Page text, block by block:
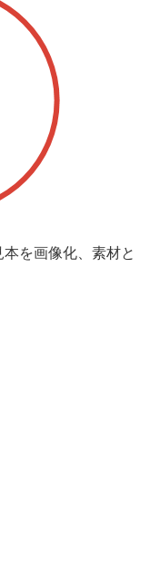
を画像化、素材と